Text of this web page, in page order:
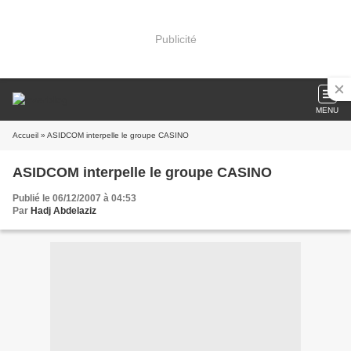
Publicité
MENU
Accueil » ASIDCOM interpelle le groupe CASINO
ASIDCOM interpelle le groupe CASINO
Publié le 06/12/2007 à 04:53
Par Hadj Abdelaziz